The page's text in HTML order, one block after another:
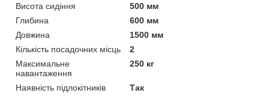
Висота сидіння
500 мм
Глибина
600 мм
Довжина
1500 мм
Кількість посадочних місць
2
Максимальне
навантаження
250 кг
Наявність підлокітників
Так